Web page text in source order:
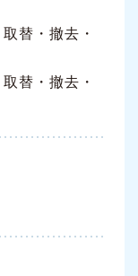
替・撤去・
替・撤去・